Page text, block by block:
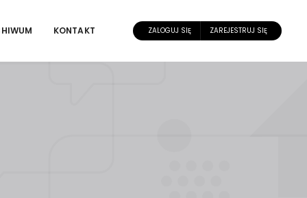
KONTAKT ZALOGUJ SIĘ ZAREJESTRUJ SIĘ